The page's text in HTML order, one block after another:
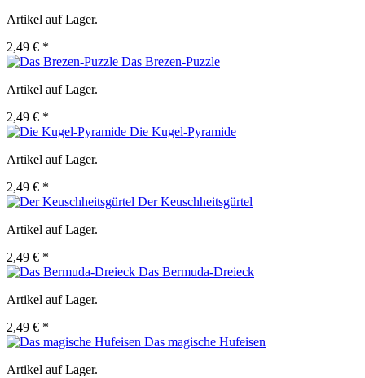
Artikel auf Lager.
2,49 € *
Das Brezen-Puzzle
Artikel auf Lager.
2,49 € *
Die Kugel-Pyramide
Artikel auf Lager.
2,49 € *
Der Keuschheitsgürtel
Artikel auf Lager.
2,49 € *
Das Bermuda-Dreieck
Artikel auf Lager.
2,49 € *
Das magische Hufeisen
Artikel auf Lager.